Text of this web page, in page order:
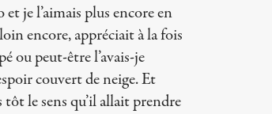
je l’aimais plus encore en
encore, appréciait à la fois
ou peut-être l’avais-je
couvert de neige. Et
le sens qu’il allait prendre